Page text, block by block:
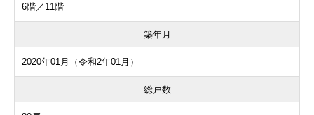
6階／11階
築年月
2020年01月（令和2年01月）
総戸数